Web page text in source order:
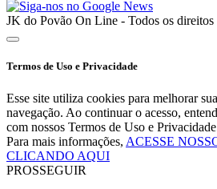
JK do Povão On Line - Todos os direitos
Termos de Uso e Privacidade
Esse site utiliza cookies para melhorar
navegação. Ao continuar o acesso,
com nossos Termos de Uso e
Para mais informações, ACESSE
CLICANDO AQUI
PROSSEGUIR